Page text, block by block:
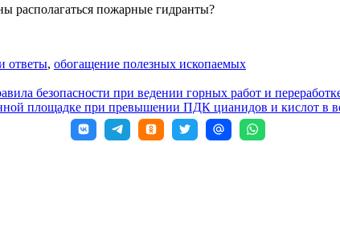
располагаться пожарные гидранты?
ответы, обогащение полезных ископаемых
безопасности при ведении горных работ и
площадке при превышении ПДК цианидов и кислот в